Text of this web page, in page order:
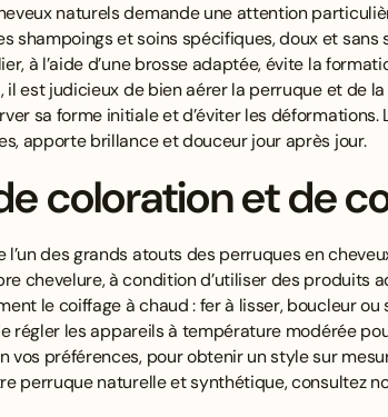
naturels demande une attention
shampoings et soins spécifiques, doux et
à l’aide d’une brosse adaptée, évite la
il est judicieux de bien aérer la perruque et de
sa forme initiale et d’éviter les
apporte brillance et douceur jour après jour.
coloration et de
des grands atouts des perruques en
chevelure, à condition d’utiliser des produits
le coiffage à chaud : fer à lisser, boucleur
régler les appareils à température modérée
vos préférences, pour obtenir un style sur
perruque naturelle et synthétique, consultez